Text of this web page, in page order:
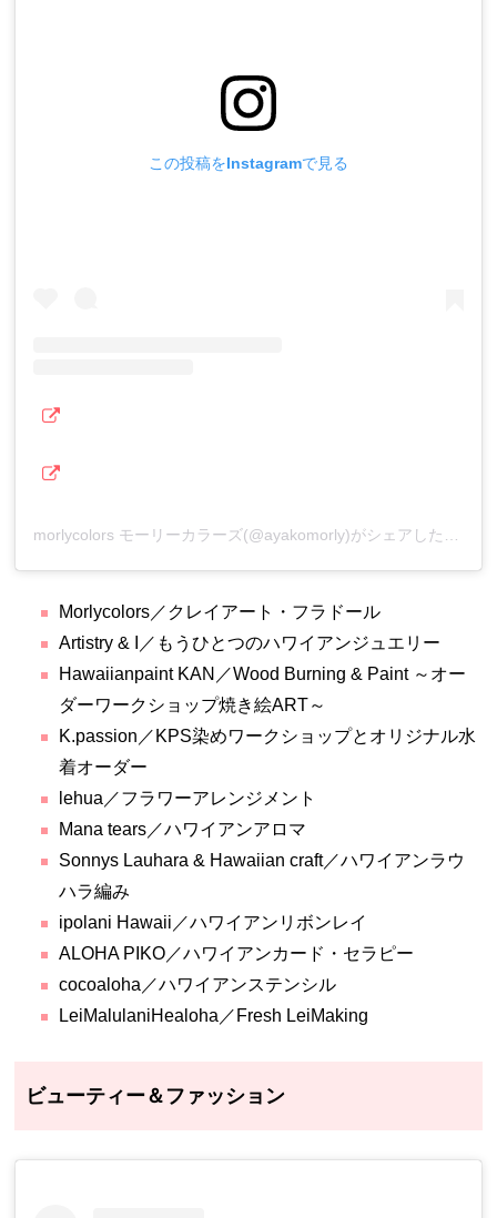
この投稿をInstagramで見る
Morlycolors／クレイアート・フラドール
Artistry & I／もうひとつのハワイアンジュエリー
Hawaiianpaint KAN／Wood Burning & Paint ～オー
ダーワークショップ焼き絵ART～
K.passion／KPS染めワークショップとオリジナル水
着オーダー
lehua／フラワーアレンジメント
Mana tears／ハワイアンアロマ
Sonnys Lauhara & Hawaiian craft／ハワイアンラウ
ハラ編み
ipolani Hawaii／ハワイアンリボンレイ
ALOHA PIKO／ハワイアンカード・セラピー
cocoaloha／ハワイアンステンシル
LeiMalulaniHealoha／Fresh LeiMaking
ビューティー＆ファッション